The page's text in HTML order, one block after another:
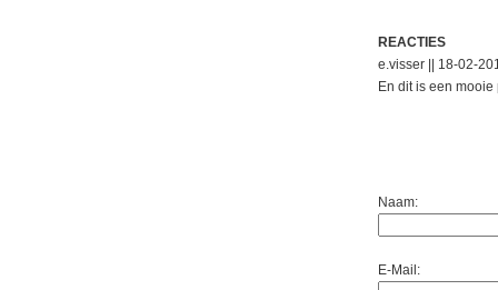
REACTIES
e.visser || 18-02-
En dit is een
Naam:
E-Mail: